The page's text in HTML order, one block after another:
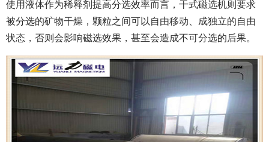
使用液体作为稀释剂提高分选效率而言，干式磁选机则要求
被分选的矿物干燥，颗粒之间可以自由移动、成独立的自由
状态，否则会影响磁选效果，甚至会造成不可分选的后果。